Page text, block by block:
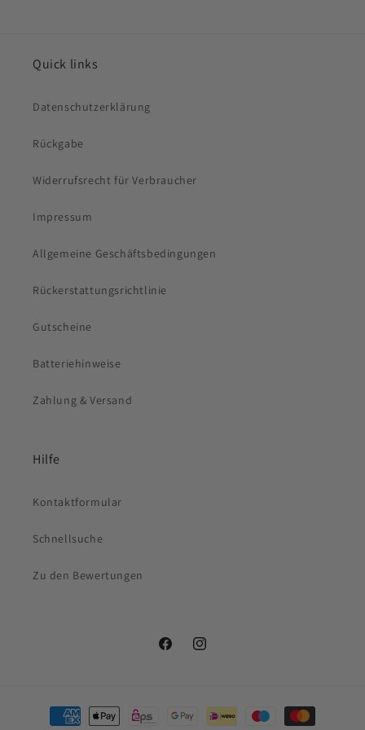
Quick links
Datenschutzerklärung
Rückgabe
Widerrufsrecht für Verbraucher
Impressum
Allgemeine Geschäftsbedingungen
Rückerstattungsrichtlinie
Gutscheine
Batteriehinweise
Zahlung & Versand
Hilfe
Kontaktformular
Schnellsuche
Zu den Bewertungen
FacebookInstagram
Zahlungsmethoden